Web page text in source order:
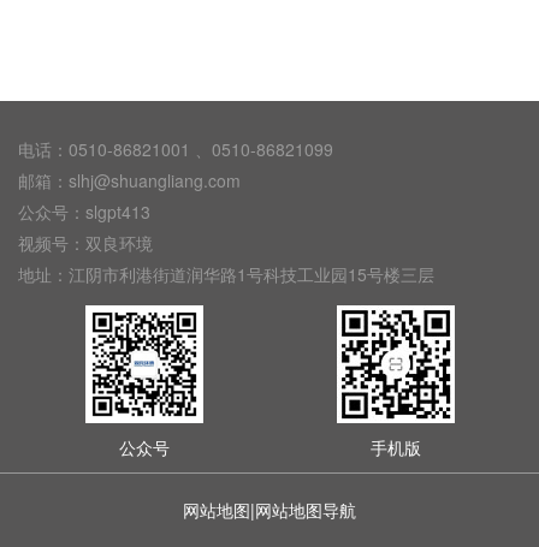
电话：0510-86821001 、0510-86821099
邮箱：slhj@shuangliang.com
公众号：slgpt413
视频号：双良环境
地址：江阴市利港街道润华路1号科技工业园15号楼三层
公众号 手机版
网站地图|网站地图导航